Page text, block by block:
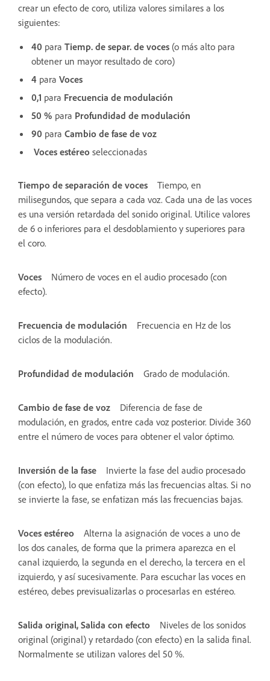
crear un efecto de coro, utiliza valores similares a los
siguientes:
40 para Tiemp. de separ. de voces (o más alto para
obtener un mayor resultado de coro)
4 para Voces
0,1 para Frecuencia de modulación
50 % para Profundidad de modulación
90 para Cambio de fase de voz
Voces estéreo seleccionadas
Tiempo de separación de voces
Tiempo, en
milisegundos, que separa a cada voz. Cada una de las voces
es una versión retardada del sonido original. Utilice valores
de 6 o inferiores para el desdoblamiento y superiores para
el coro.
Voces
Número de voces en el audio procesado (con
efecto).
Frecuencia de modulación
Frecuencia en Hz de los
ciclos de la modulación.
Profundidad de modulación Grado de modulación.
Cambio de fase de voz
Diferencia de fase de
modulación, en grados, entre cada voz posterior. Divide 360
entre el número de voces para obtener el valor óptimo.
Inversión de la fase
Invierte la fase del audio procesado
(con efecto), lo que enfatiza más las frecuencias altas. Si no
se invierte la fase, se enfatizan más las frecuencias bajas.
Voces estéreo
Alterna la asignación de voces a uno de
los dos canales, de forma que la primera aparezca en el
canal izquierdo, la segunda en el derecho, la tercera en el
izquierdo, y así sucesivamente. Para escuchar las voces en
estéreo, debes previsualizarlas o procesarlas en estéreo.
Salida original, Salida con efecto
Niveles de los sonidos
original (original) y retardado (con efecto) en la salida final.
Normalmente se utilizan valores del 50 %.